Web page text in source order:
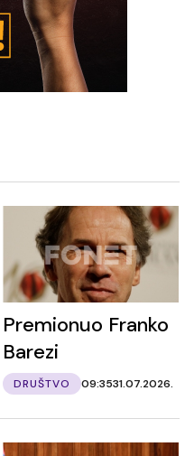
Premionuo Franko
Barezi
DRUŠTVO 09:3531.07.2026.